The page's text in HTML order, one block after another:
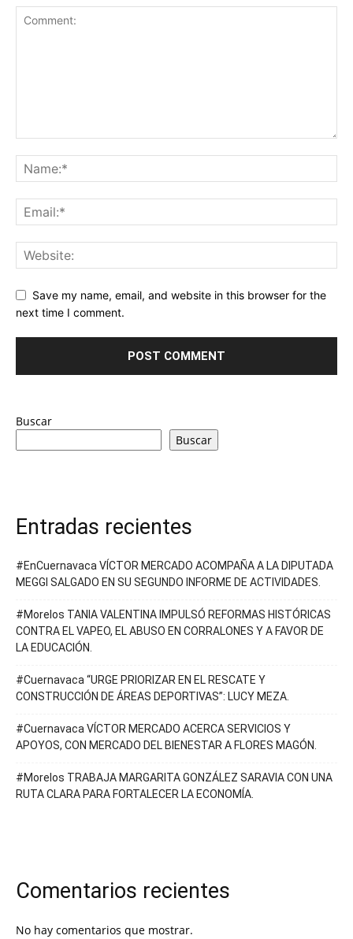
Save my name, email, and website in this browser for the
next time I comment.
Buscar
Buscar
Entradas recientes
#EnCuernavaca VÍCTOR MERCADO ACOMPAÑA A LA DIPUTADA
MEGGI SALGADO EN SU SEGUNDO INFORME DE ACTIVIDADES.
#Morelos TANIA VALENTINA IMPULSÓ REFORMAS HISTÓRICAS
CONTRA EL VAPEO, EL ABUSO EN CORRALONES Y A FAVOR DE
LA EDUCACIÓN.
#Cuernavaca “URGE PRIORIZAR EN EL RESCATE Y
CONSTRUCCIÓN DE ÁREAS DEPORTIVAS”: LUCY MEZA.
#Cuernavaca VÍCTOR MERCADO ACERCA SERVICIOS Y
APOYOS, CON MERCADO DEL BIENESTAR A FLORES MAGÓN.
#Morelos TRABAJA MARGARITA GONZÁLEZ SARAVIA CON UNA
RUTA CLARA PARA FORTALECER LA ECONOMÍA.
Comentarios recientes
No hay comentarios que mostrar.